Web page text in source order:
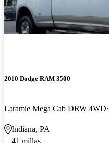
2010 Dodge RAM 3500
Laramie Mega Cab DRW 4WD
Indiana, PA
41 millas